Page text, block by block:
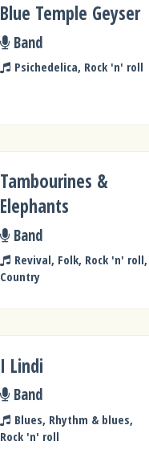
Blue Temple Geyser
Band
Psichedelica, Rock 'n' roll
Tambourines &
Elephants
Band
Revival, Folk, Rock 'n' roll,
Country
I Lindi
Band
Blues, Rhythm & blues,
Rock 'n' roll